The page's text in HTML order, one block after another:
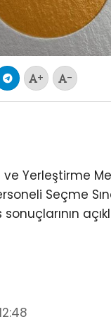
+ -
Yerleştirme
Seçme